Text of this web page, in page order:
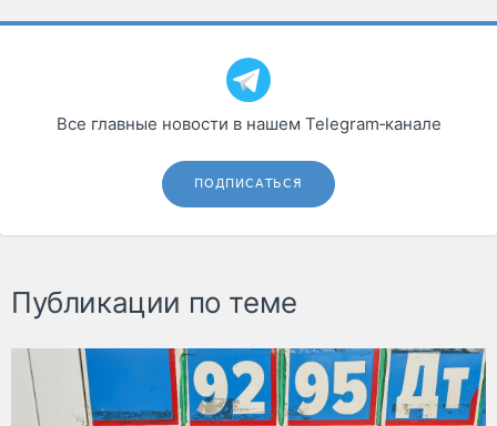
Все главные новости в нашем Telegram‑канале
ПОДПИСАТЬСЯ
Публикации по теме